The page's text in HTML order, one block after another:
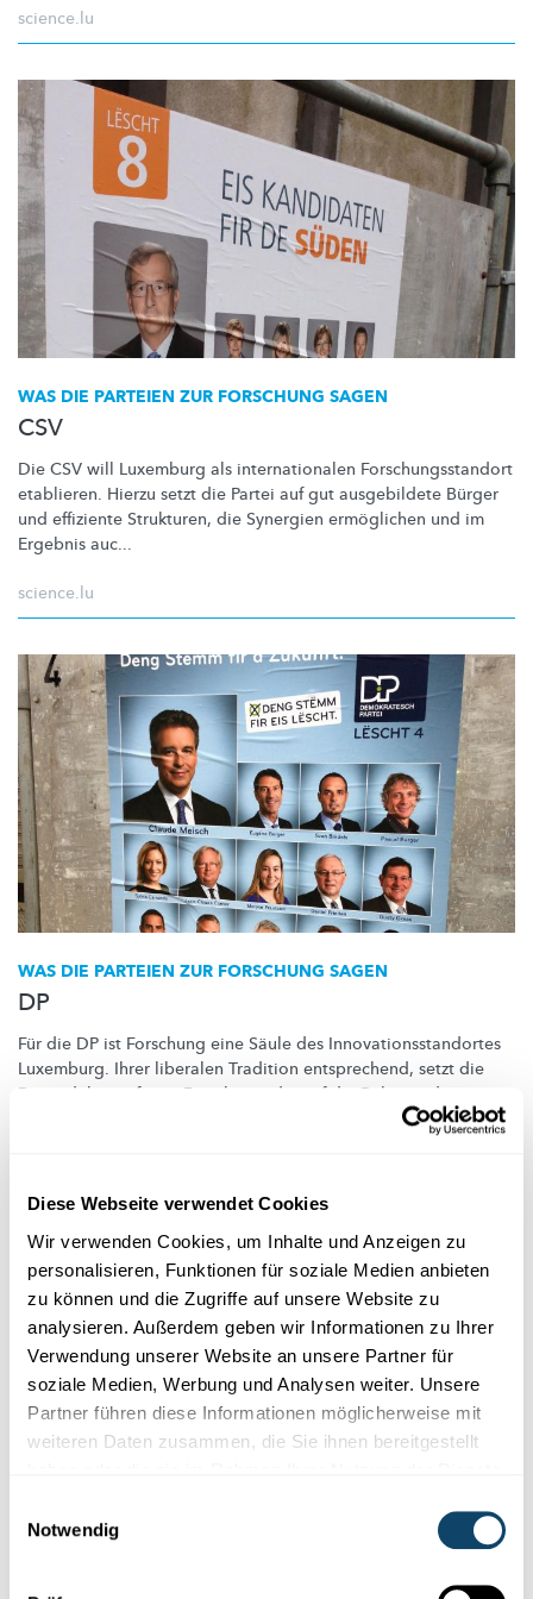
Diese Webseite verwendet Cookies
Wir verwenden Cookies, um Inhalte und Anzeigen zu
personalisieren, Funktionen für soziale Medien anbieten
zu können und die Zugriffe auf unsere Website zu
analysieren. Außerdem geben wir Informationen zu Ihrer
Verwendung unserer Website an unsere Partner für
soziale Medien, Werbung und Analysen weiter. Unsere
Partner führen diese Informationen möglicherweise mit
weiteren Daten zusammen, die Sie ihnen bereitgestellt
Notwendig
science.lu
WAS DIE PARTEIEN ZUR FORSCHUNG SAGEN
CSV
Die CSV will Luxemburg als internationalen Forschungsstandort
etablieren. Hierzu setzt die Partei auf gut ausgebildete Bürger
und effiziente Strukturen, die Synergien ermöglichen und im
Ergebnis auc...
science.lu
WAS DIE PARTEIEN ZUR FORSCHUNG SAGEN
DP
Für die DP ist Forschung eine Säule des Innovationsstandortes
Luxemburg. Ihrer liberalen Tradition entsprechend, setzt die
Partei dabei auf eine Forschung, die auf die Belange der
WAS DIE PARTEIEN ZUR FORSCHUNG SAGEN